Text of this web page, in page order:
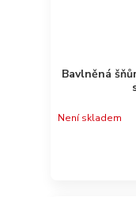
Bavlněná
Není skladem